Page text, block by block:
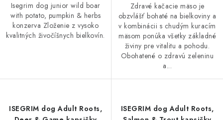
Isegrim dog junior wild boar
with potato, pumpkin & herbs
konzerva Zloženie z vysoko
kvalitných živočíšnych bielkovín.
Zdravé kačacie mäso je
obzvlášť bohaté na bielkoviny a
v kombinácii s chudým kuracím
mäsom ponúka všetky základné
živiny pre vitalitu a pohodu.
Obohatené o zdravú zeleninu
a...
ISEGRIM dog Adult Roots,
ISEGRIM dog Adult Roots,